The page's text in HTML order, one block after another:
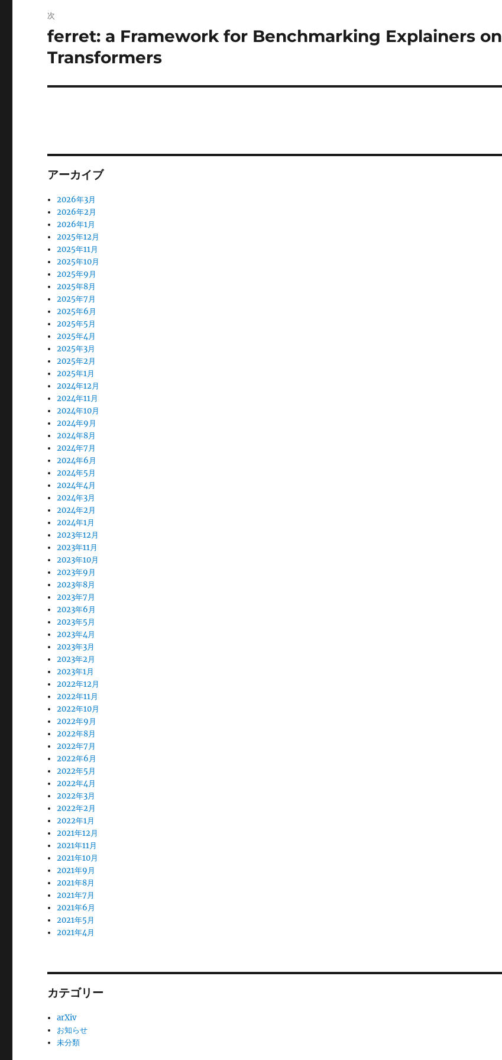
ゲ
ー
稿:
次
次
の
投
稿:
ferret: a Framework for Benchmarking Explainers on
Transformers
アーカイブ
2026年3月
2026年2月
2026年1月
2025年12月
2025年11月
2025年10月
2025年9月
2025年8月
2025年7月
2025年6月
2025年5月
2025年4月
2025年3月
2025年2月
2025年1月
2024年12月
2024年11月
2024年10月
2024年9月
2024年8月
2024年7月
2024年6月
2024年5月
2024年4月
2024年3月
2024年2月
2024年1月
2023年12月
2023年11月
2023年10月
2023年9月
2023年8月
2023年7月
2023年6月
2023年5月
2023年4月
2023年3月
2023年2月
2023年1月
2022年12月
2022年11月
2022年10月
2022年9月
2022年8月
2022年7月
2022年6月
2022年5月
2022年4月
2022年3月
2022年2月
2022年1月
2021年12月
2021年11月
2021年10月
2021年9月
2021年8月
2021年7月
2021年6月
2021年5月
2021年4月
カテゴリー
arXiv
お知らせ
未分類